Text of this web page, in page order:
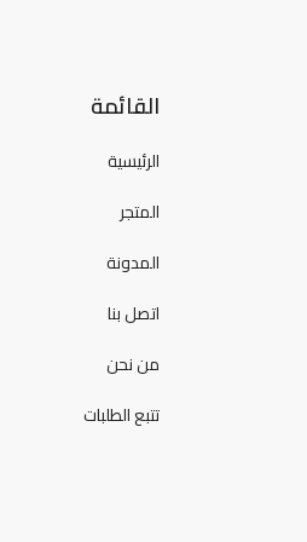
القائمة
الرئيسية
المتجر
المدونة
اتصل بنا
من نحن
تتبع الطلبات